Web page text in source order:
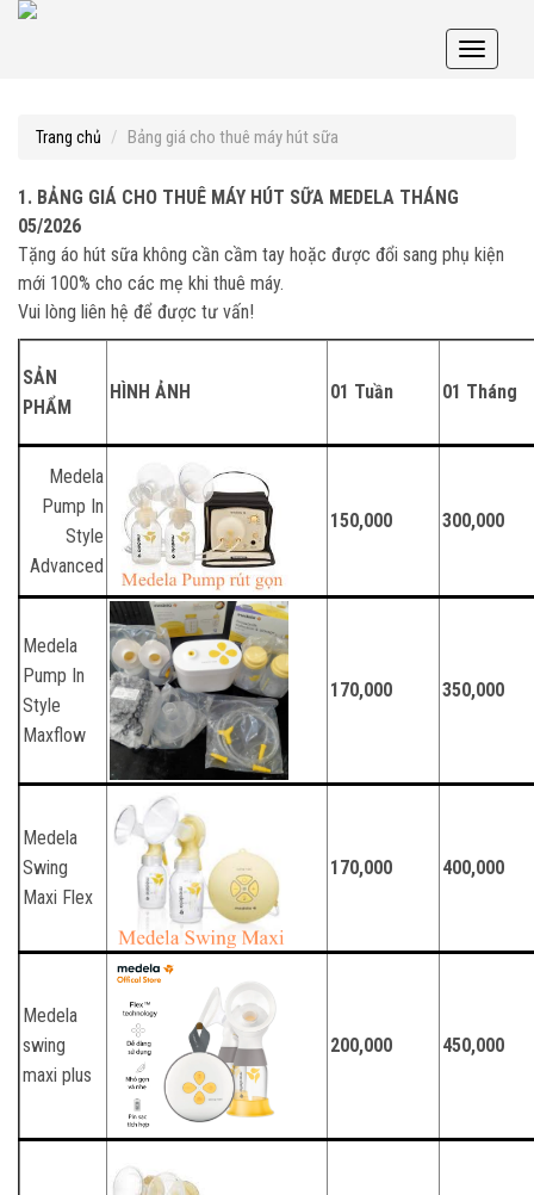
Toggle
Trang chủ Bảng giá cho thuê máy hút sữa
1. BẢNG GIÁ CHO THUÊ MÁY HÚT SỮA MEDELA THÁNG
05/2026
Tặng áo hút sữa không cần cầm tay hoặc được đổi sang phụ kiện
mới 100% cho các mẹ khi thuê máy.
Vui lòng liên hệ để được tư vấn!
SẢN
PHẨM
HÌNH ẢNH 01 Tuần 01 Tháng
Medela
Pump In
Style
Advanced
150,000 300,000
Medela
Pump In
Style
Maxflow
170,000 350,000
Medela
Swing
Maxi Flex
170,000 400,000
Medela
swing
maxi plus
200,000 450,000